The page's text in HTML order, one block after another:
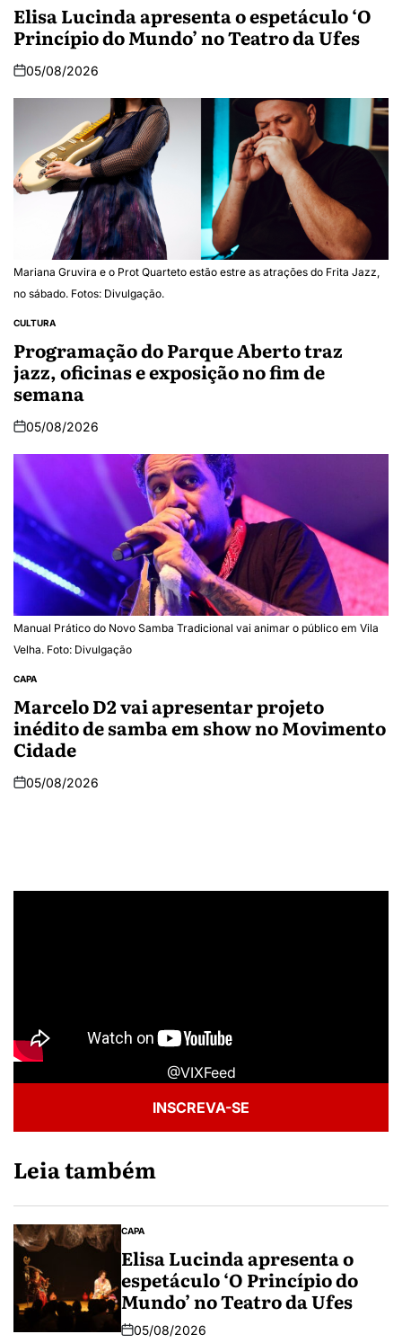
Elisa Lucinda apresenta o espetáculo ‘O
Princípio do Mundo’ no Teatro da Ufes
05/08/2026
Mariana Gruvira e o Prot Quarteto estão estre as atrações do Frita Jazz,
no sábado. Fotos: Divulgação.
CULTURA
Programação do Parque Aberto traz
jazz, oficinas e exposição no fim de
semana
05/08/2026
Manual Prático do Novo Samba Tradicional vai animar o público em Vila
Velha. Foto: Divulgação
CAPA
Marcelo D2 vai apresentar projeto
inédito de samba em show no Movimento
Cidade
05/08/2026
@VIXFeed
INSCREVA-SE
Leia também
CAPA
Elisa Lucinda apresenta o
espetáculo ‘O Princípio do
Mundo’ no Teatro da Ufes
05/08/2026